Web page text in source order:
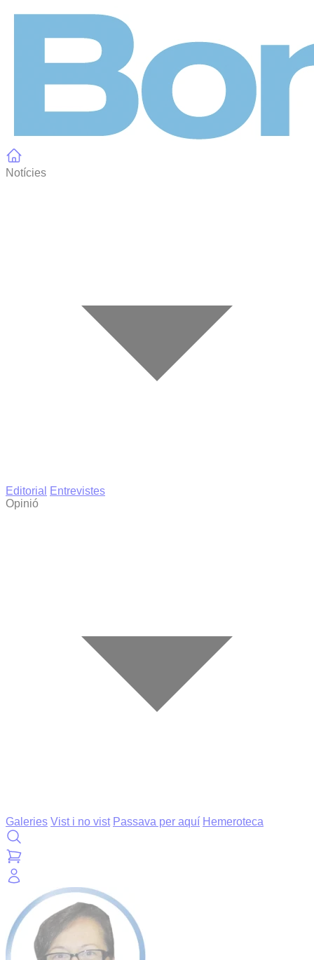
Notícies
Editorial
Entrevistes
Opinió
Galeries Vist i no vist Passava per aquí Hemeroteca